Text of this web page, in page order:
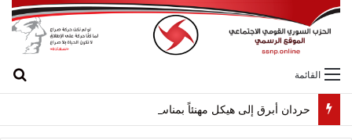
القائمة
حردان أبرق إلى هيكل مهنئاً بمناسبة عيد الجيش